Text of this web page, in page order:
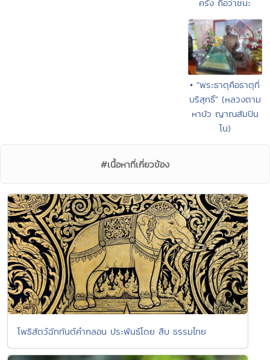
• "พระธาตุคือธาตุที่
บริสุทธิ์" (หลวงตาม
หาบัว ญาณสัมปัน
โน)
#เนื้อหาที่เกี่ยวข้อง
โพธิสัตว์ฉัททันต์คำกลอน ประพันธ์โดย สืบ ธรรมไทย